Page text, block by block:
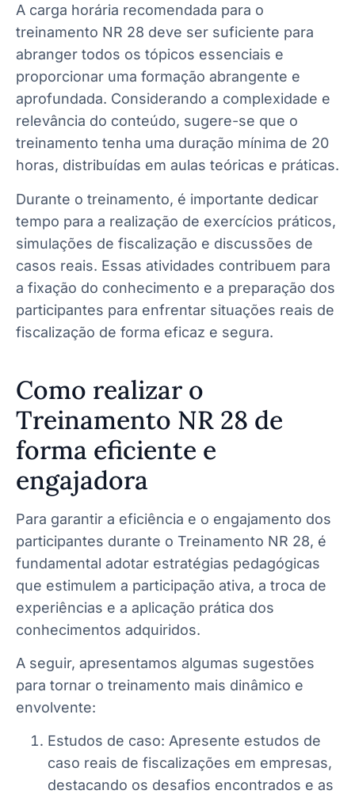
A carga horária recomendada para o
treinamento NR 28 deve ser suficiente para
abranger todos os tópicos essenciais e
proporcionar uma formação abrangente e
aprofundada. Considerando a complexidade e
relevância do conteúdo, sugere-se que o
treinamento tenha uma duração mínima de 20
horas, distribuídas em aulas teóricas e práticas.
Durante o treinamento, é importante dedicar
tempo para a realização de exercícios práticos,
simulações de fiscalização e discussões de
casos reais. Essas atividades contribuem para
a fixação do conhecimento e a preparação dos
participantes para enfrentar situações reais de
fiscalização de forma eficaz e segura.
Como realizar o
Treinamento NR 28 de
forma eficiente e
engajadora
Para garantir a eficiência e o engajamento dos
participantes durante o Treinamento NR 28, é
fundamental adotar estratégias pedagógicas
que estimulem a participação ativa, a troca de
experiências e a aplicação prática dos
conhecimentos adquiridos.
A seguir, apresentamos algumas sugestões
para tornar o treinamento mais dinâmico e
envolvente:
Estudos de caso: Apresente estudos de
caso reais de fiscalizações em empresas,
destacando os desafios encontrados e as